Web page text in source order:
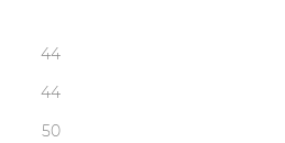
44
44
50